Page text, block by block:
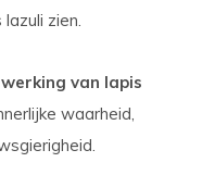
zien.
werking van lapis
waarheid,